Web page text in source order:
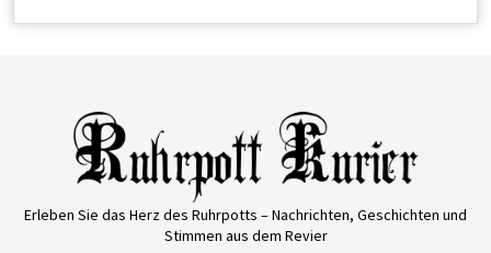
Erleben Sie das Herz des Ruhrpotts – Nachrichten, Geschichten und
Stimmen aus dem Revier